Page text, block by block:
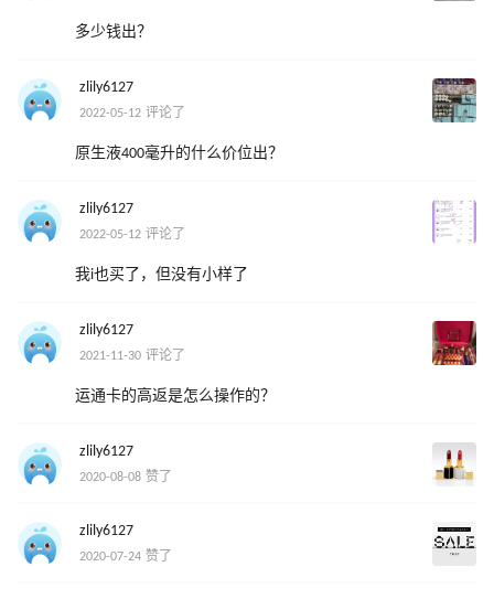
多少钱出？
zlily6127
2022-05-12 评论了
原生液400毫升的什么价位出？
zlily6127
2022-05-12 评论了
我i也买了，但没有小样了
zlily6127
2021-11-30 评论了
运通卡的高返是怎么操作的？
zlily6127
2020-08-08 赞了
zlily6127
2020-07-24 赞了